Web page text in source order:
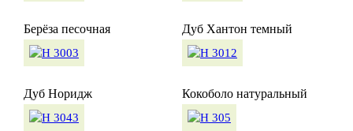
Берёза песочная Дуб Хантон темный
Дуб Норидж Кокоболо натуральный